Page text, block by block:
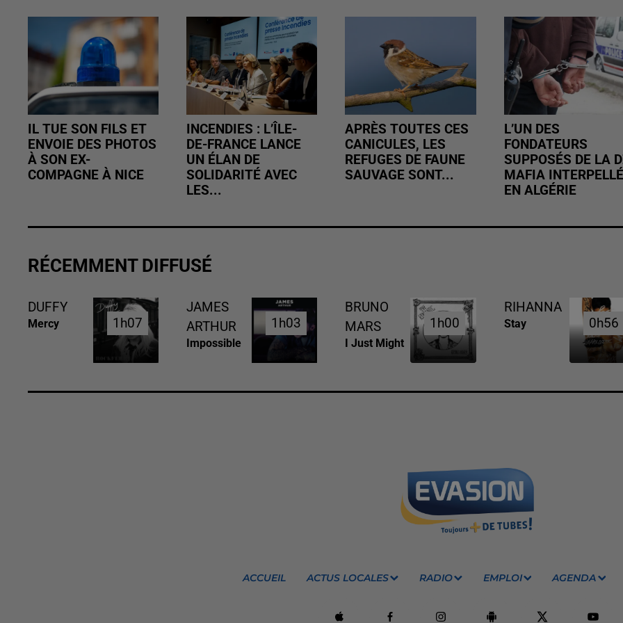
IL TUE SON FILS ET
ENVOIE DES PHOTOS
À SON EX-
COMPAGNE À NICE
INCENDIES : L’ÎLE-
DE-FRANCE LANCE
UN ÉLAN DE
SOLIDARITÉ AVEC
LES...
APRÈS TOUTES CES
CANICULES, LES
REFUGES DE FAUNE
SAUVAGE SONT...
L’UN DES
FONDATEURS
SUPPOSÉS DE LA
MAFIA INTERPELLÉ
EN ALGÉRIE
RÉCEMMENT DIFFUSÉ
DUFFY
Mercy 1h07
1h07
JAMES
ARTHUR
Impossible
1h03
1h03
BRUNO
MARS
I Just Might
1h00
1h00
RIHANNA
Stay 0h56
0h56
ACCUEIL ACTUS LOCALES RADIO EMPLOI AGENDA